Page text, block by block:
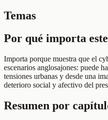
Temas
Por qué importa
Importa porque muestra que el
escenarios anglosajones: puede
tensiones urbanas y desde una
deterioro social y afectivo del
Resumen por